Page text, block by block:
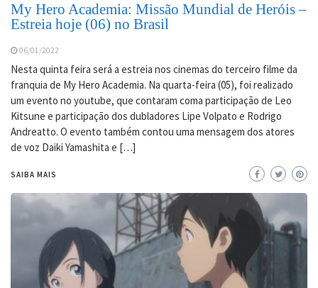
My Hero Academia: Missão Mundial de Heróis –
Estreia hoje (06) no Brasil
06/01/2022
Nesta quinta feira será a estreia nos cinemas do terceiro filme da
franquia de My Hero Academia. Na quarta-feira (05), foi realizado
um evento no youtube, que contaram coma participação de Leo
Kitsune e participação dos dubladores Lipe Volpato e Rodrigo
Andreatto. O evento também contou uma mensagem dos atores
de voz Daiki Yamashita e […]
SAIBA MAIS